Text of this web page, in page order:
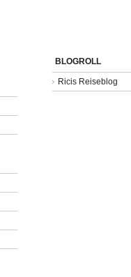
BLOGROLL
Ricis Reiseblog